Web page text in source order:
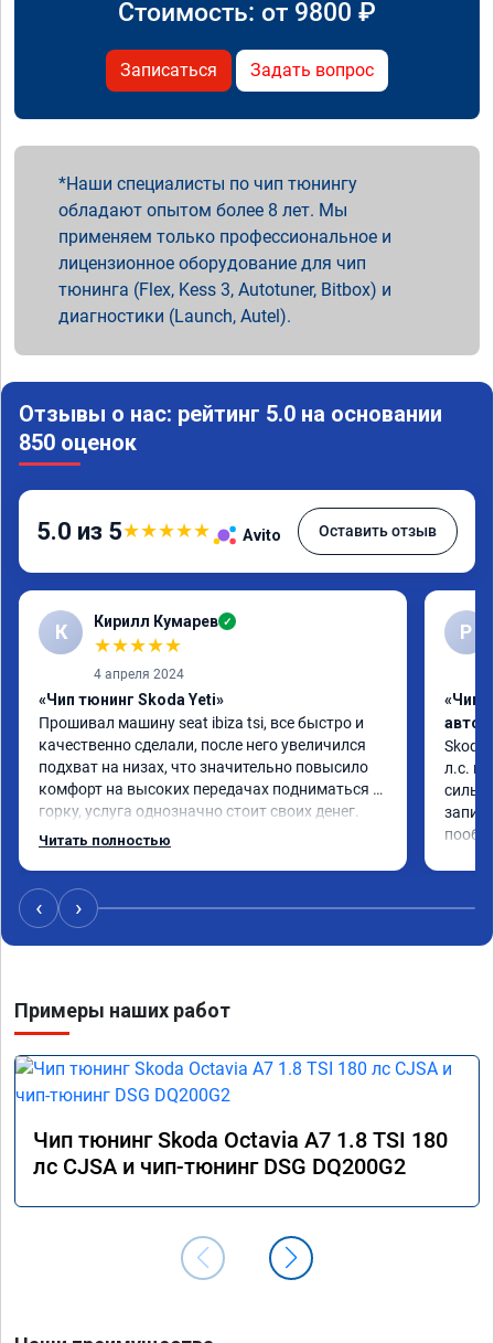
Стоимость: от 9800 ₽
Записаться Задать вопрос
Наши специалисты по чип тюнингу
обладают опытом более 8 лет. Мы
применяем только профессиональное и
лицензионное оборудование для чип
тюнинга (Flex, Kess 3, Autotuner, Bitbox) и
диагностики (Launch, Autel).
Отзывы о нас: рейтинг 5.0 на основании
850 оценок
5.0 из 5★★★★★ Avito Оставить отзыв
К Кирилл Кумарев ✓
★★★★★
4 апреля 2024
«Чип тюнинг Skoda Yeti»
Прошивал машину seat ibiza tsi, все быстро и
качественно сделали, после него увеличился
подхват на низах, что значительно повысило
комфорт на высоких передачах подниматься в
горку, услуга однозначно стоит своих денег.
Читать полностью
Р
«Чип
Skoda
л.с.
‹ ›
Примеры наших работ
Чип тюнинг Skoda Octavia A7 1.8 TSI 180
лс CJSA и чип-тюнинг DSG DQ200G2